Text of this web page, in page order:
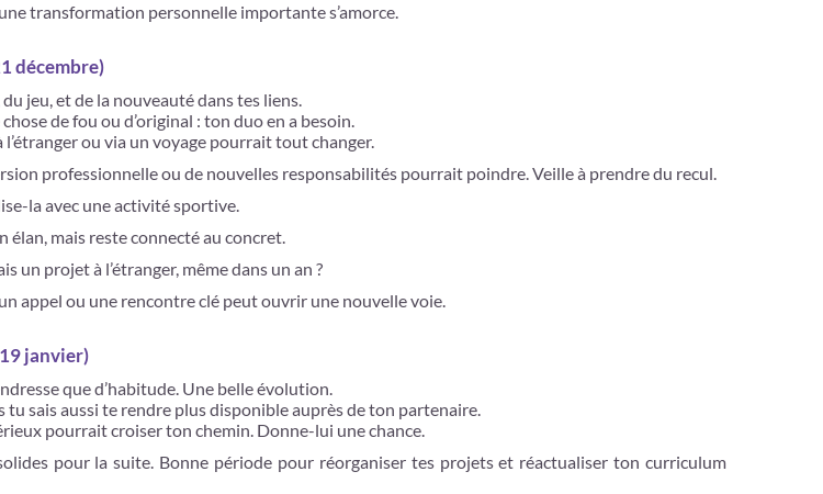
transformation personnelle importante s’amorce.
décembre)
jeu, et de la nouveauté dans tes liens.
de fou ou d’original : ton duo en a besoin.
ou via un voyage pourrait tout changer.
professionnelle ou de nouvelles responsabilités pourrait poindre. Veille à prendre du recul.
la avec une activité sportive.
élan, mais reste connecté au concret.
un projet à l’étranger, même dans un an ?
appel ou une rencontre clé peut ouvrir une nouvelle voie.
janvier)
que d’habitude. Une belle évolution.
tu sais aussi te rendre plus disponible auprès de ton partenaire.
pourrait croiser ton chemin. Donne-lui une chance.
pour la suite. Bonne période pour réorganiser tes projets et réactualiser ton curriculum